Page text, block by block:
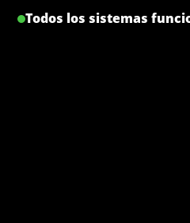
Todos los sistemas